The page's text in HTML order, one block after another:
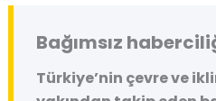
Bağımsız
Türkiye’nin çevre ve